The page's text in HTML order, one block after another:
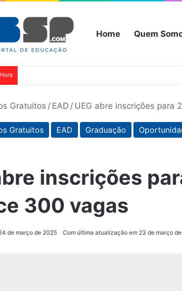
Home Quem
Gratuitos / EAD / UEG abre inscrições para
Gratuitos EAD Graduação
inscrições
300 vagas
de março de 2025 Com última atualização em 23 de março